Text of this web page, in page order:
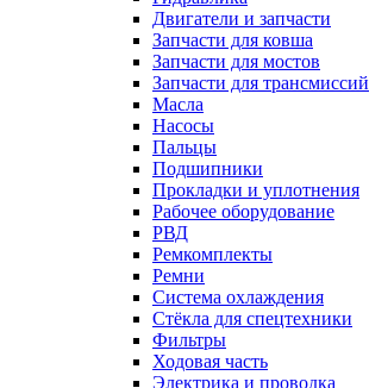
Двигатели и запчасти
Запчасти для ковша
Запчасти для мостов
Запчасти для трансмиссий
Масла
Насосы
Пальцы
Подшипники
Прокладки и уплотнения
Рабочее оборудование
РВД
Ремкомплекты
Ремни
Система охлаждения
Стёкла для спецтехники
Фильтры
Ходовая часть
Электрика и проводка